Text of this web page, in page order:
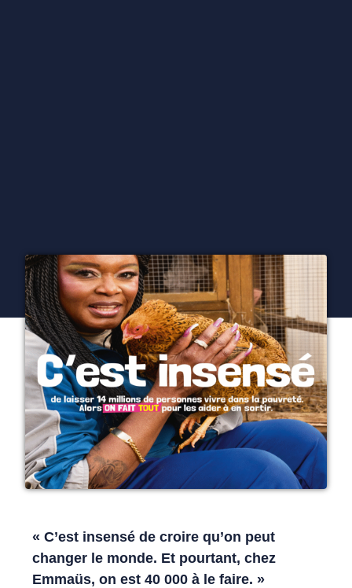
« C’est insensé de croire qu’on peut
changer le monde. Et pourtant, chez
Emmaüs, on est 40 000 à le faire. »